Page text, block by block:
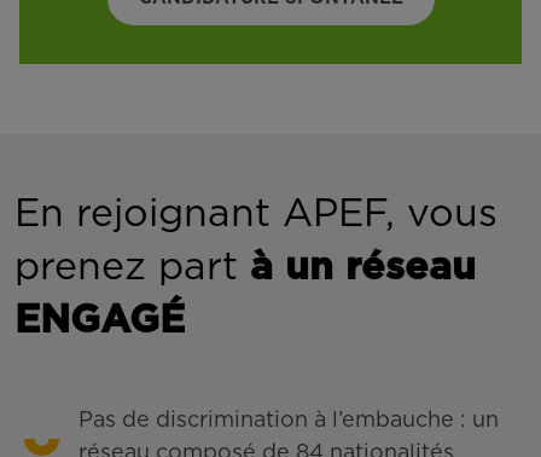
En rejoignant APEF, vous
prenez part à un réseau
ENGAGÉ
Pas de discrimination à l’embauche : un